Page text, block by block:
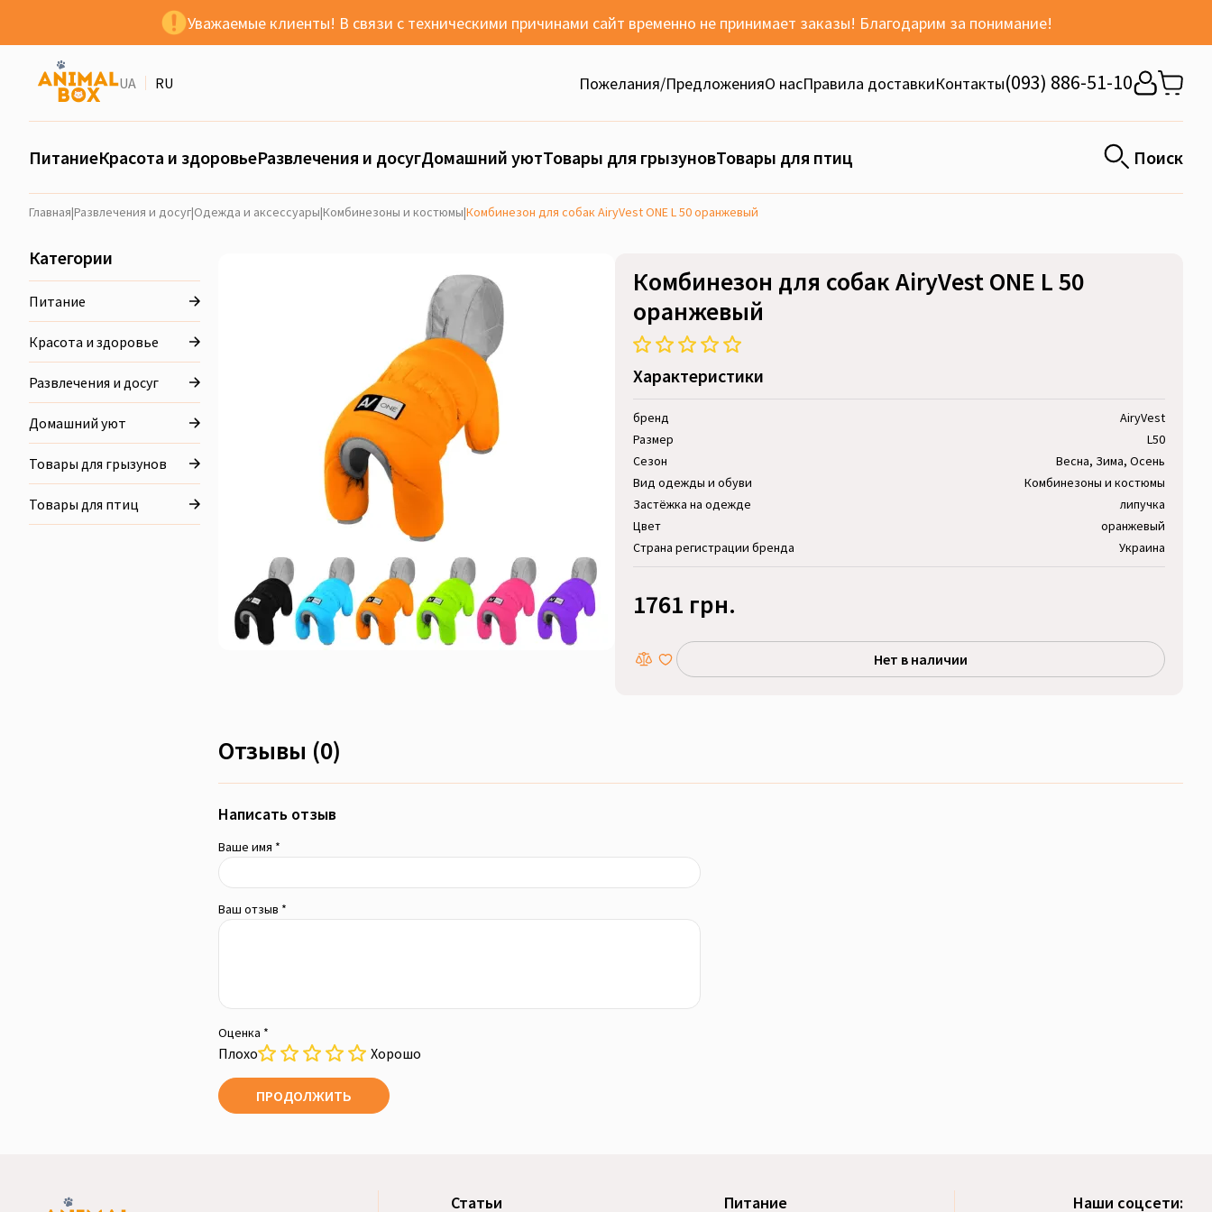
Уважаемые клиенты! В связи с техническими причинами сайт временно не принимает заказы! Благодарим за понимание!
UA RU Пожелания/ПредложенияО насПравила доставкиКонтакты(093) 886-51-10
ПитаниеКрасота и здоровьеРазвлечения и досугДомашний уютТовары для грызуновТовары для птиц Поиск
Главная|Развлечения и досуг|Одежда и аксессуары|Комбинезоны и костюмы|Комбинезон для собак AiryVest ONE L 50 оранжевый
Категории
Питание
Красота и здоровье
Развлечения и досуг
Домашний уют
Товары для грызунов
Товары для птиц
Комбинезон для собак AiryVest ONE L 50
оранжевый
Характеристики
бренд
AiryVest
Размер
L50
Сезон
Весна, Зима, Осень
Вид одежды и обуви
Комбинезоны и костюмы
Застёжка на одежде
липучка
Цвет
оранжевый
Страна регистрации бренда
Украина
1761 грн.
Нет в наличии
Отзывы (0)
Написать отзыв
Ваше имя *
Ваш отзыв *
Оценка *
Плохо Хорошо
ПРОДОЛЖИТЬ
Статьи Питание Наши соцсети: